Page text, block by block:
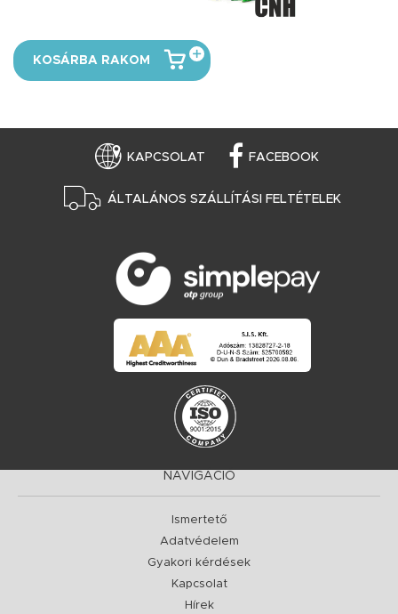
KOSÁRBA RAKOM
KAPCSOLAT FACEBOOK
ÁLTALÁNOS SZÁLLÍTÁSI FELTÉTELEK
NAVIGÁCIÓ
Ismertető
Adatvédelem
Gyakori kérdések
Kapcsolat
Hírek